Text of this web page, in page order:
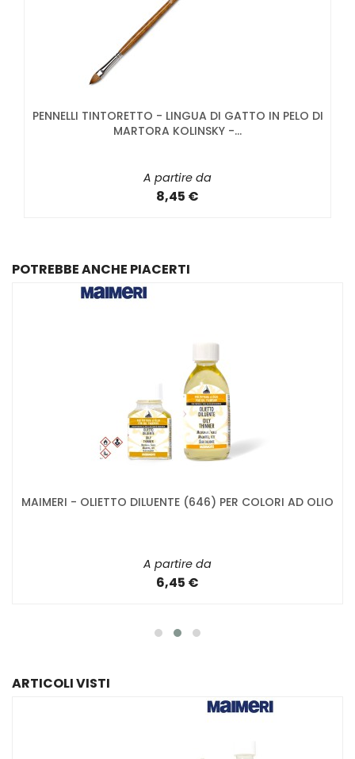
PENNELLI TINTORETTO - LINGUA DI GATTO IN PELO DI
MARTORA KOLINSKY -...
A partire da
8,45 €
POTREBBE ANCHE PIACERTI
MAIMERI - OLIETTO DILUENTE (646) PER COLORI AD OLIO
A partire da
6,45 €
ARTICOLI VISTI